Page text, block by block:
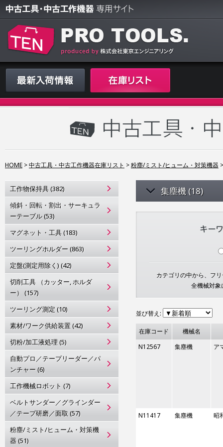
HOME >中古工具・中古工作機器在庫リスト >粉塵/ミスト/ヒューム・対策機器 >
工作物保持具 (382)
傾斜・回転・割出・サーキュラ
ーテーブル (53)
マグネット・工具 (183)
ツーリングホルダー (863)
定盤(測定用除く) (42)
切削工具 （カッター, ホルダ
ー） (157)
ツーリング測定 (10)
素材/ワーク供給装置 (42)
切粉/加工液処理 (5)
自動プロ／テープリーダー／パ
ンチャー (6)
工作機械ロボット (7)
ベルトサンダー／グラインダー
／テープ研磨／面取 (57)
粉塵/ミスト/ヒューム・対策機
器 (51)
集塵機 (18)
カテゴリの中から、フ
全機械対
並び替え:
在庫コード
機械名
N12567
集塵機 ア
N11417 集塵機 昭